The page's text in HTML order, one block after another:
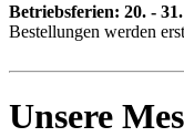
Betriebsferien: 20. -
Bestellungen werden
Unsere